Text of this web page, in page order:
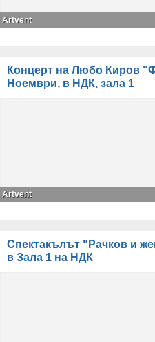
Artvent
Концерт на Любо Киров
Ноември, в НДК, зала 1
Artvent
Спектакълът "Рачков и
в Зала 1 на НДК